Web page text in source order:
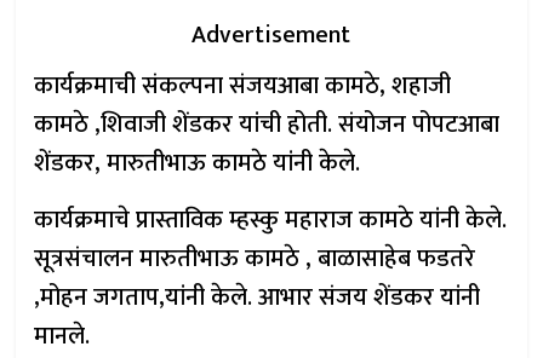
Advertisement
कार्यक्रमाची संकल्पना संजयआबा कामठे, शहाजी
कामठे ,शिवाजी शेंडकर यांची होती. संयोजन पोपटआबा
शेंडकर, मारुतीभाऊ कामठे यांनी केले.
कार्यक्रमाचे प्रास्ताविक म्हस्कु महाराज कामठे यांनी केले.
सूत्रसंचालन मारुतीभाऊ कामठे , बाळासाहेब फडतरे
,मोहन जगताप,यांनी केले. आभार संजय शेंडकर यांनी
मानले.